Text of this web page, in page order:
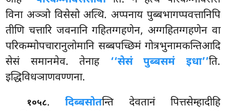
विना अञ्ञो विसेसो अत्थि. अप्पनाय पुब्बभागप्पवत्तानिपि
तीणि चत्तारि जवनानि गहितग्गहणेन, अग्गहितग्गहणेन वा
परिकम्मोपचारानुलोमानि सब्बपच्छिमं गोत्रभुनामकन्तिआदि
सेसं समानमेव. तेनाह ‘‘सेसं पुब्बसमं इधा’’ति.
इद्धिविधञाणवण्णना.
१०५८.दिब्बसोतन्ति देवतानं पित्तसेम्हादीहि